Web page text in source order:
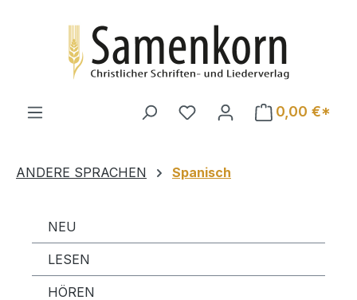
0,00 €*
ANDERE SPRACHEN Spanisch
NEU
LESEN
HÖREN